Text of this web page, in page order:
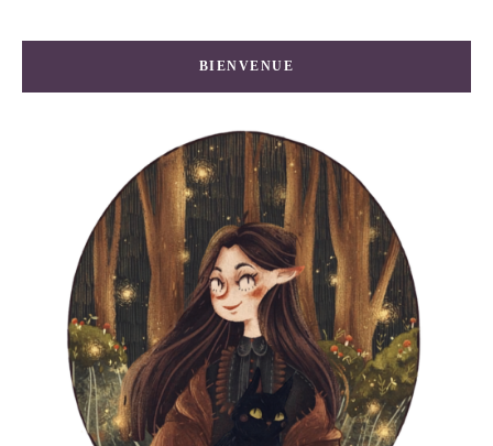
BIENVENUE